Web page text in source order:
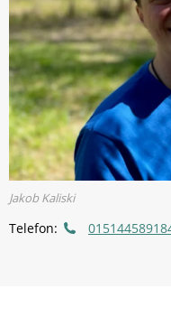
Jakob Kaliski
Telefon: